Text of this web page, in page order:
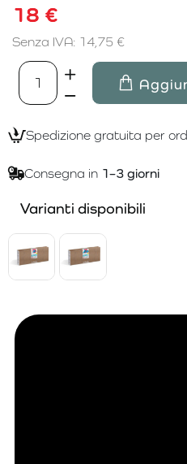
18 €
Senza IVA: 14,75 €
Spedizione gratuita per
Consegna in 1–3 giorni
Varianti disponibili